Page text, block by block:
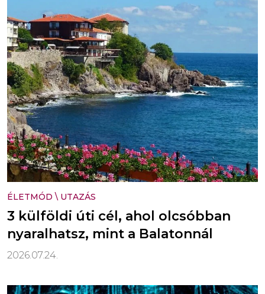
ÉLETMÓD \ UTAZÁS
3 külföldi úti cél, ahol olcsóbban
nyaralhatsz, mint a Balatonnál
2026.07.24.